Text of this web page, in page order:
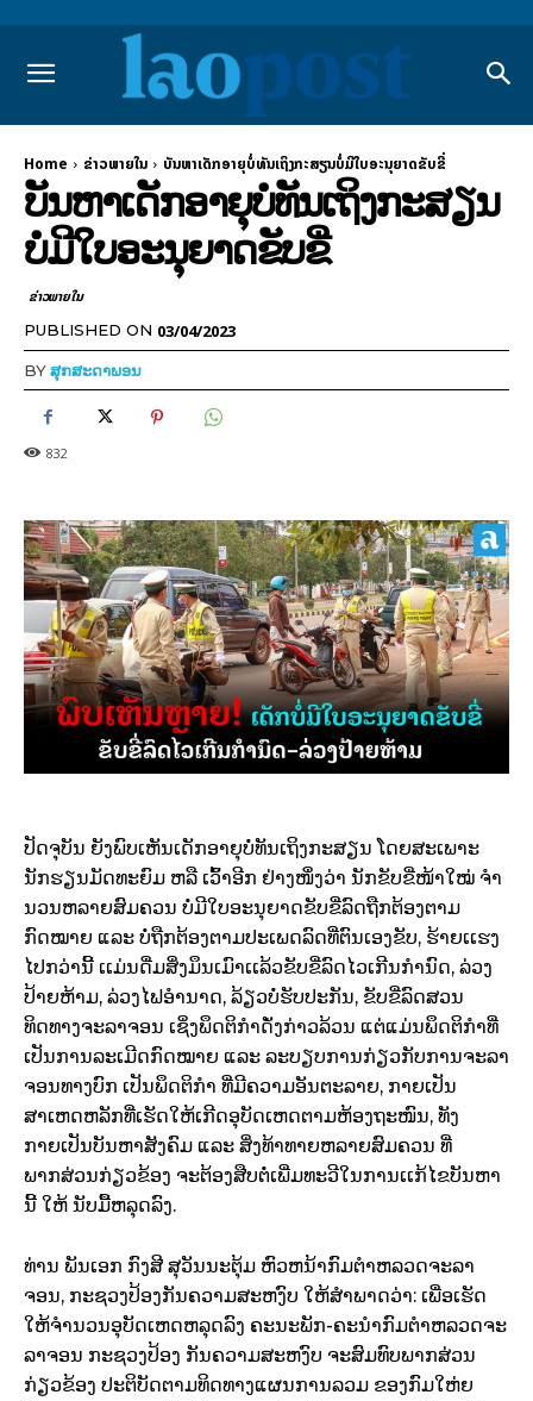
Home ຂ່າວພາຍ​ໃນ ບັນຫາເດັກອາຍຸບໍ່ທັນເຖິງກະສຽນບໍ່ມີໃບອະນຸຍາດຂັບຂີ່
ບັນຫາເດັກອາຍຸບໍ່ທັນເຖິງກະສຽນ
ບໍ່ມີໃບອະນຸຍາດຂັບຂີ່
ຂ່າວພາຍ​ໃນ
PUBLISHED ON 03/04/2023
BYສຸກສະດາພອນ
832
ປັດຈຸບັນ ຍັງພົບເຫັນເດັກອາຍຸບໍ່ທັນເຖິງກະສຽນ ໂດຍສະເພາະ
ນັກຮຽນມັດທະຍົມ ຫລື ເວົ້າອີກ ຢ່າງໜຶ່ງວ່າ ນັກຂັບຂີ່ໜ້າໃໝ່ ຈໍາ
ນວນຫລາຍສົມຄວນ ບໍ່ມີໃບອະນຸຍາດຂັບຂີ່ລົດຖືກຕ້ອງຕາມ
ກົດໝາຍ ແລະ ບໍ່ຖືກຕ້ອງຕາມປະເພດລົດທີ່ຕົນເອງຂັບ, ຮ້າຍເເຮງ
ໄປກວ່ານີ້ ເເມ່ນດື່ມສິ່ງມຶນເມົາເເລ້ວຂັບຂີ່ລົດໄວເກີນກໍານົດ, ລ່ວງ
ປ້າຍຫ້າມ, ລ່ວງໄຟອໍານາດ, ລ້ຽວບໍ່ຮັບປະກັນ, ຂັບຂີ່ລົດສວນ
ທິດທາງຈະລາຈອນ ເຊິ່ງພຶດຕິກໍາດັ່ງກ່າວລ້ວນ ແຕ່ແມ່ນພຶດຕິກໍາທີ່
ເປັນການລະເມີດກົດໝາຍ ແລະ ລະບຽບການກ່ຽວກັບການຈະລາ
ຈອນທາງບົກ ເປັນພຶດຕິກໍາ ທີ່ມີຄວາມອັນຕະລາຍ, ກາຍເປັນ
ສາເຫດຫລັກທີ່ເຮັດໃຫ້ເກີດອຸບັດເຫດຕາມຫ້ອງຖະໜົນ, ທັງ
ກາຍເປັນບັນຫາສັງຄົມ ແລະ ສິ່ງທ້າທາຍຫລາຍສົມຄວນ ທີ່
ພາກສ່ວນກ່ຽວຂ້ອງ ຈະຕ້ອງສືບຕໍ່ເພີ່ມທະວີໃນການເເກ້ໄຂບັນຫາ
ນີ້ ໃຫ້ ນັບມື້ຫລຸດລົງ.
ທ່ານ ພັນເອກ ກົງສີ ສຸວັນນະຕຸ້ມ ຫົວຫນ້າກົມຕໍາຫລວດຈະລາ
ຈອນ, ກະຊວງປ້ອງກັນຄວາມສະຫງົບ ໃຫ້ສໍາພາດວ່າ: ເພື່ອເຮັດ
ໃຫ້ຈໍານວນອຸບັດເຫດຫລຸດລົງ ຄະນະພັກ-ຄະນໍາກົມຕໍາຫລວດຈະ
ລາຈອນ ກະຊວງປ້ອງ ກັນຄວາມສະຫງົບ ຈະສົມທົບພາກສ່ວນ
ກ່ຽວຂ້ອງ ປະຕິບັດຕາມທິດທາງແຜນການລວມ ຂອງກົມໃຫ່ຍ